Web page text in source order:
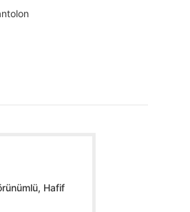
Hafif